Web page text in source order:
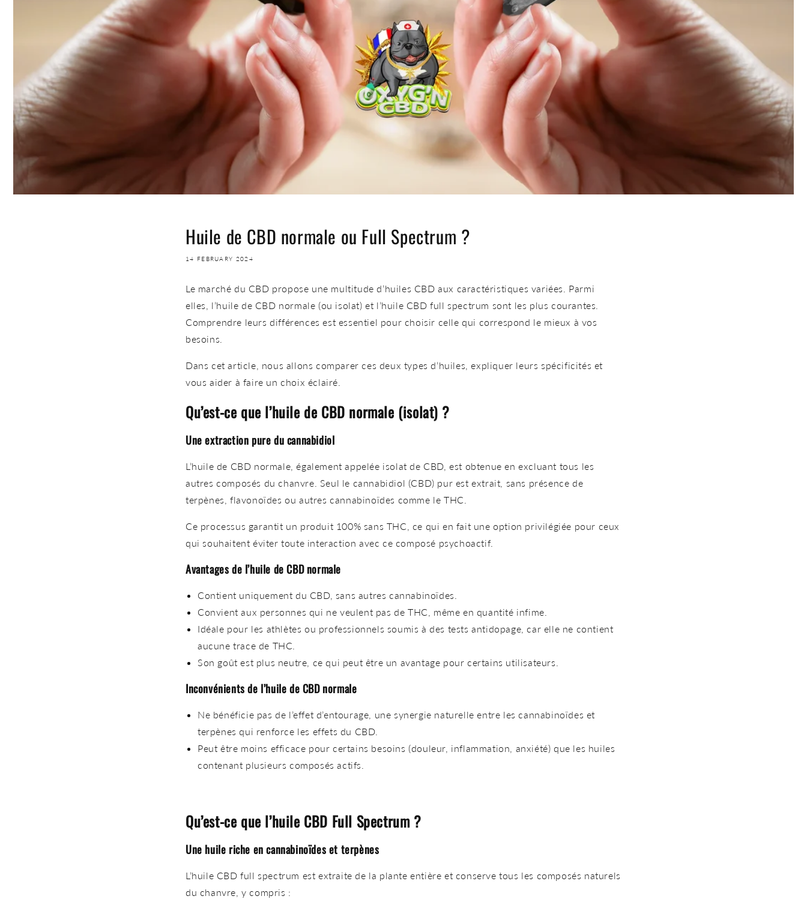
Huile de CBD normale ou Full Spectrum ?
14 FEBRUARY 2024
Le marché du CBD propose une multitude d’huiles CBD aux caractéristiques variées. Parmi
elles,
l’huile de CBD normale (ou isolat) et l’huile CBD full spectrum sont les plus courantes.
Comprendre leurs différences est essentiel pour choisir celle qui correspond le mieux à vos
besoins.
Dans cet article, nous allons comparer ces deux types d’huiles, expliquer leurs spécificités et
vous aider à faire un choix éclairé.
Qu’est-ce que l’huile de CBD normale (isolat) ?
Une extraction pure du cannabidiol
L’huile de CBD normale, également appelée isolat de CBD, est obtenue en excluant tous les
autres composés du chanvre. Seul le cannabidiol (CBD) pur est extrait, sans présence de
terpènes, flavonoïdes ou autres cannabinoïdes comme le THC.
Ce processus garantit un produit 100% sans THC, ce qui en fait une option privilégiée pour ceux
qui souhaitent éviter toute interaction avec ce composé psychoactif.
Avantages de l’huile de CBD normale
Contient uniquement du CBD, sans autres cannabinoïdes.
Convient aux personnes qui ne veulent pas de THC, même en quantité infime.
Idéale pour les athlètes ou professionnels soumis à des tests antidopage, car elle ne contient
aucune trace de THC.
Son goût est plus neutre, ce qui peut être un avantage pour certains utilisateurs.
Inconvénients de l’huile de CBD normale
Ne bénéficie pas de l’effet d’entourage, une synergie naturelle entre les cannabinoïdes et
terpènes qui renforce les effets du CBD.
Peut être moins efficace pour certains besoins (douleur, inflammation, anxiété) que les huiles
contenant plusieurs composés actifs.
Qu’est-ce que l’huile CBD Full Spectrum ?
Une huile riche en cannabinoïdes et terpènes
L’huile CBD full spectrum est extraite de la plante entière et conserve tous les composés naturels
du chanvre, y compris :